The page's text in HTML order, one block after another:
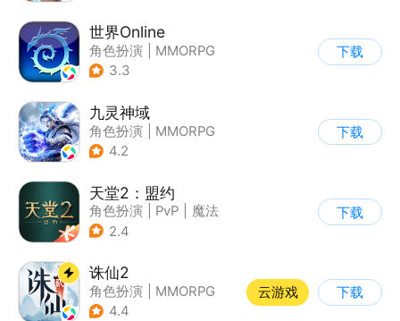
世界Online
角色扮演
MMORPG
| 冒险
3.3
下载
九灵神域
角色扮演
MMORPG
| 仙侠
4.2
下载
天堂2：盟约
角色扮演 PvP
魔法
| 开放世界
2.4
下载
诛仙2
角色扮演
MMORPG
| 仙侠
4.4
云游戏 下载